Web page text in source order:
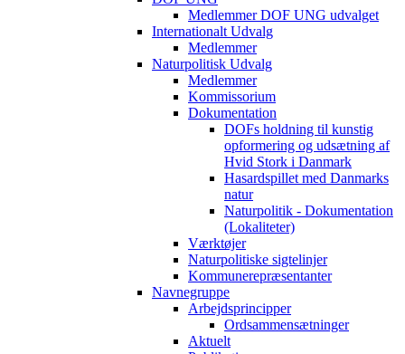
Medlemmer DOF UNG udvalget
Internationalt Udvalg
Medlemmer
Naturpolitisk Udvalg
Medlemmer
Kommissorium
Dokumentation
DOFs holdning til kunstig
opformering og udsætning af
Hvid Stork i Danmark
Hasardspillet med Danmarks
natur
Naturpolitik - Dokumentation
(Lokaliteter)
Værktøjer
Naturpolitiske sigtelinjer
Kommunerepræsentanter
Navnegruppe
Arbejdsprincipper
Ordsammensætninger
Aktuelt